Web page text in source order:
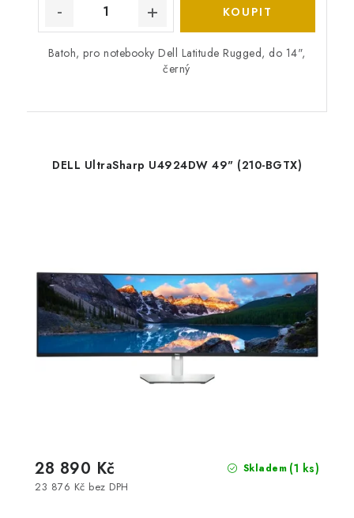
Batoh, pro notebooky Dell Latitude Rugged, do 14",
černý
DELL UltraSharp U4924DW 49" (210-BGTX)
Skladem (1 ks)
23 876 Kč bez DPH
28 890 Kč